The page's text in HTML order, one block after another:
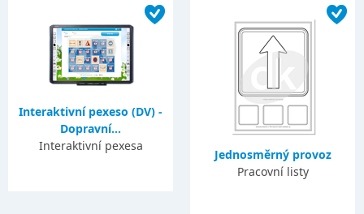
Interaktivní pexeso (DV) -
Dopravní...
Interaktivní pexesa
Jednosměrný provoz
Pracovní listy